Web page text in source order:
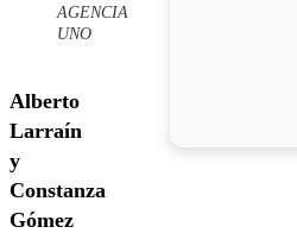
AGENCIA
UNO
Alberto
Larraín
y
Constanza
Gómez